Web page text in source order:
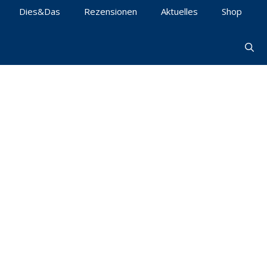
Dies&Das Rezensionen Aktuelles Shop